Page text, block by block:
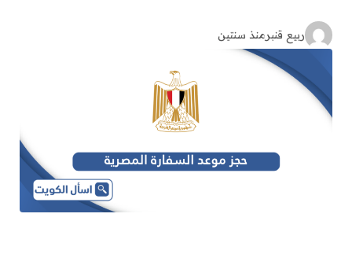
ربيع قنبرمنذ سنتين